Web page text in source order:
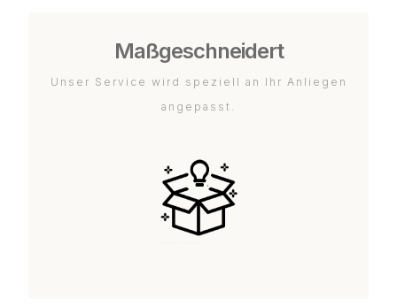
Maßgeschneidert
Unser Service wird speziell an Ihr Anliegen
angepasst.